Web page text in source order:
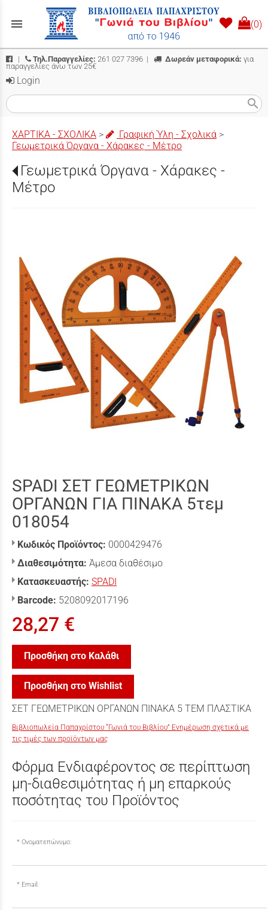
menu (0)
| Τηλ.Παραγγελίες: 261 027 7396 | Δωρεάν μεταφορικά: για
παραγγελίες άνω των 25€
Login
search
ΧΑΡΤΙΚΑ - ΣΧΟΛΙΚΑ > Γραφική Ύλη - Σχολικά >
Γεωμετρικά Όργανα - Χάρακες - Μέτρο
Γεωμετρικά Όργανα - Χάρακες -
Μέτρο
SPADI ΣΕΤ ΓΕΩΜΕΤΡΙΚΩΝ
ΟΡΓΑΝΩΝ ΓΙΑ ΠΙΝΑΚΑ 5τεμ
018054
Κωδικός Προϊόντος: 0000429476
Διαθεσιμότητα: Άμεσα διαθέσιμο
Κατασκευαστής: SPADI
Barcode: 5208092017196
28,27 €
Προσθήκη στο Καλάθι
Προσθήκη στο Wishlist
ΣΕΤ ΓΕΩΜΕΤΡΙΚΩΝ ΟΡΓΑΝΩΝ ΠΙΝΑΚΑ 5 ΤΕΜ ΠΛΑΣΤΙΚΑ
Βιβλιοπωλεία Παπαχρίστου “Γωνιά του Βιβλίου” Ενημέρωση σχετικά με
τις τιμές των προϊόντων μας
Φόρμα Ενδιαφέροντος σε περίπτωση
μη-διαθεσιμότητας ή μη επαρκούς
ποσότητας του Προϊόντος
Ονοματεπώνυμο:
Email: